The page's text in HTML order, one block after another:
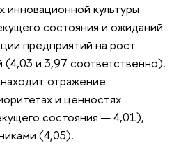
культуры
состояния и ожиданий
предприятий на рост
(4,03 и 3,97 соответственно).
отражение
и ценностях
состояния — 4,01),
(4,05).